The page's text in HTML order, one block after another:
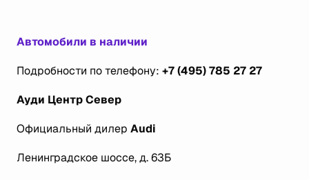
Автомобили в наличии
Подробности по телефону: +7 (495) 785 27 27
Ауди Центр Север
Официальный дилер Audi
Ленинградское шоссе, д. 63Б